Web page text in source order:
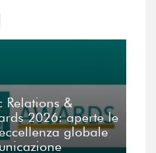
Relations &
2026: aperte le
globale